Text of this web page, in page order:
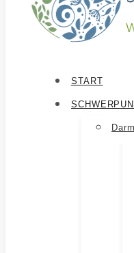
START